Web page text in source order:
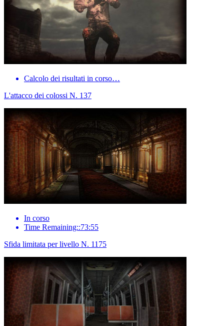
Calcolo dei risultati in corso…
L'attacco dei colossi N. 137
In corso
Time Remaining::73:55
Sfida limitata per livello N. 1175